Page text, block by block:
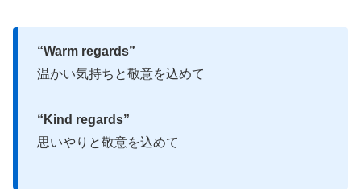
“Warm regards”
温かい気持ちと敬意を込めて
“Kind regards”
思いやりと敬意を込めて